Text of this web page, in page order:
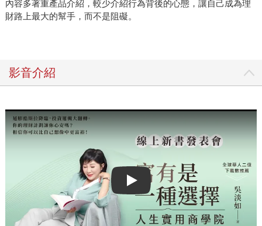
內容多著重產品介紹，較少介紹行為背後的心態，讓自己成為理
財路上最大的幫手，而不是阻礙。
影音介紹
Play video